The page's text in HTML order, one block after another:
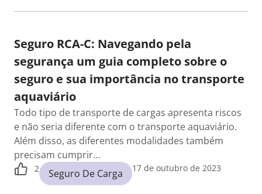
Seguro RCA-C: Navegando pela
segurança um guia completo sobre o
seguro e sua importância no transporte
aquaviário
Todo tipo de transporte de cargas apresenta riscos
e não seria diferente com o transporte aquaviário.
Além disso, as diferentes modalidades também
precisam cumprir…
2 Seguro De Carga 17 de outubro de 2023